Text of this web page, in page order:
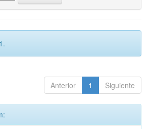
Anterior 1 Siguiente